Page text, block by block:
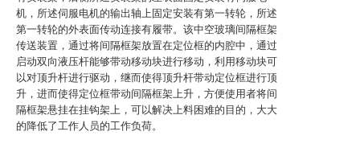
机，所述伺服电机的输出轴上固定安装有第一转轮，所述
第一转轮的外表面传动连接有履带。该中空玻璃间隔框架
传送装置，通过将间隔框架放置在定位框的内腔中，通过
启动双向液压杆能够带动移动块进行移动，利用移动块可
以对顶升杆进行驱动，继而使得顶升杆带动定位框进行顶
升，进而使得定位框带动间隔框架上升，方便使用者将间
隔框架悬挂在挂钩架上，可以解决上料困难的目的，大大
的降低了工作人员的工作负荷。